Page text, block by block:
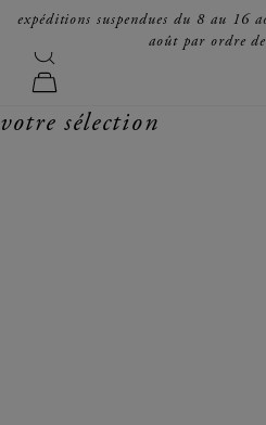
passer au contenu
expéditions suspendues du 8 au 16
août par ordre
forte_forte
recherche
panier
votre sélection